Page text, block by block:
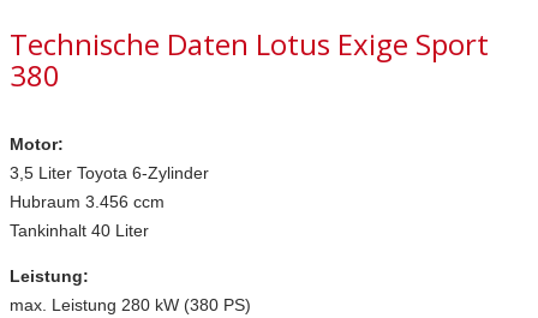
Technische Daten Lotus Exige Sport
380
Motor:
3,5 Liter Toyota 6-Zylinder
Hubraum 3.456 ccm
Tankinhalt 40 Liter
Leistung:
max. Leistung 280 kW (380 PS)